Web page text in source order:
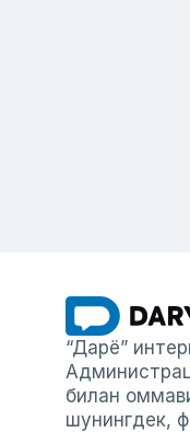
“Дарё”
билан
шунингдек,